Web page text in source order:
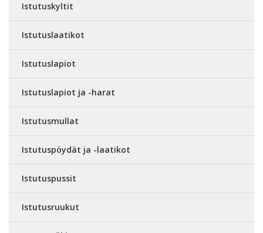
Istutuskyltit
Istutuslaatikot
Istutuslapiot
Istutuslapiot ja -harat
Istutusmullat
Istutuspöydät ja -laatikot
Istutuspussit
Istutusruukut